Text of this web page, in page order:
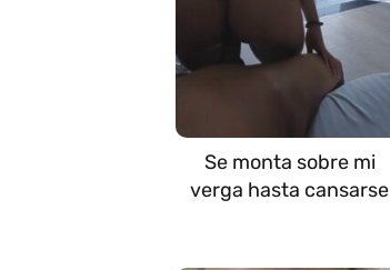
Se monta sobre mi
verga hasta cansarse